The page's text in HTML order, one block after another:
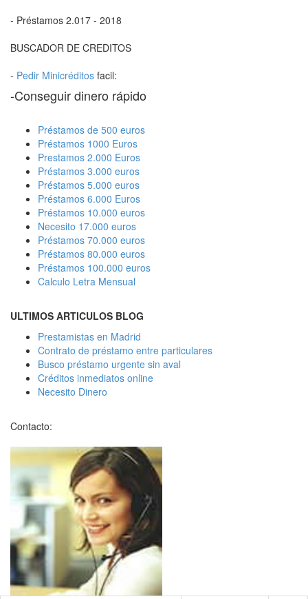
- Préstamos 2.017 - 2018
BUSCADOR DE CREDITOS
- Pedir Minicréditos facil:
-Conseguir dinero rápido
Préstamos de 500 euros
Préstamos 1000 Euros
Prestamos 2.000 Euros
Préstamos 3.000 euros
Préstamos 5.000 euros
Préstamos 6.000 Euros
Préstamos 10.000 euros
Necesito 17.000 euros
Préstamos 70.000 euros
Préstamos 80.000 euros
Préstamos 100.000 euros
Calculo Letra Mensual
ULTIMOS ARTICULOS BLOG
Prestamistas en Madrid
Contrato de préstamo entre particulares
Busco préstamo urgente sin aval
Créditos inmediatos online
Necesito Dinero
Contacto: